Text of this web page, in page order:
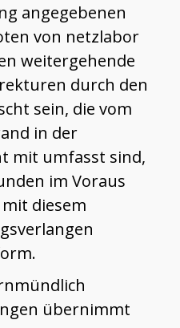
angegebenen
von netzlabor
weitergehende
durch den
sein, die vom
in der
mit umfasst sind,
im Voraus
diesem
übernimmt